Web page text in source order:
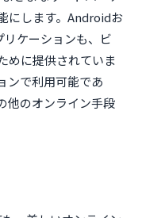
にします。Androidお
ケーションも、ビ
めに提供されていま
ンで利用可能であ
他のオンライン手段